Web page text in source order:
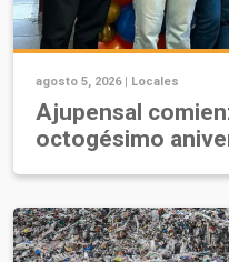
agosto 5, 2026 | Locales
Ajupensal
octogésimo